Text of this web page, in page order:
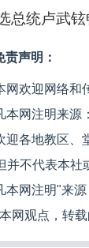
总统卢武
声明：
网欢迎网络和
本网注明来源
迎各地教区、
并不代表本
本网注明"来
网观点，转